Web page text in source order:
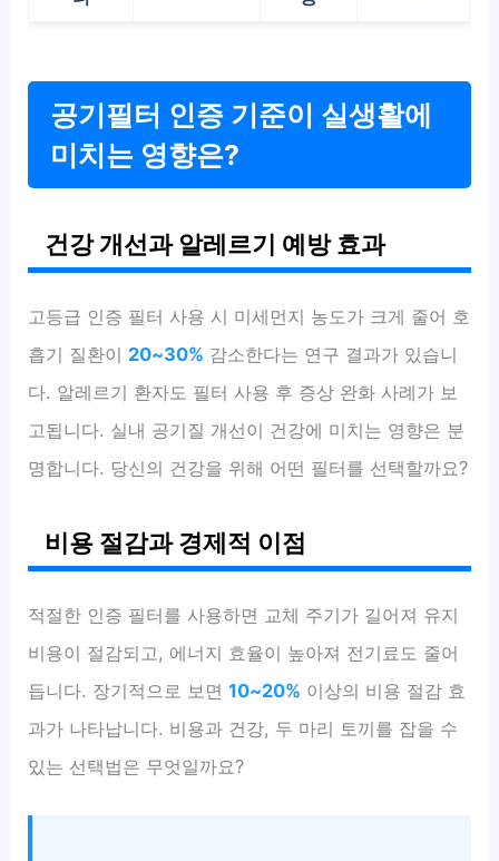
공기필터 인증 기준이 실생활에
미치는 영향은?
건강 개선과 알레르기 예방 효과
고등급 인증 필터 사용 시 미세먼지 농도가 크게 줄어 호
흡기 질환이 20~30% 감소한다는 연구 결과가 있습니
다. 알레르기 환자도 필터 사용 후 증상 완화 사례가 보
고됩니다. 실내 공기질 개선이 건강에 미치는 영향은 분
명합니다. 당신의 건강을 위해 어떤 필터를 선택할까요?
비용 절감과 경제적 이점
적절한 인증 필터를 사용하면 교체 주기가 길어져 유지
비용이 절감되고, 에너지 효율이 높아져 전기료도 줄어
듭니다. 장기적으로 보면10~20% 이상의 비용 절감 효
과가 나타납니다. 비용과 건강, 두 마리 토끼를 잡을 수
있는 선택법은 무엇일까요?